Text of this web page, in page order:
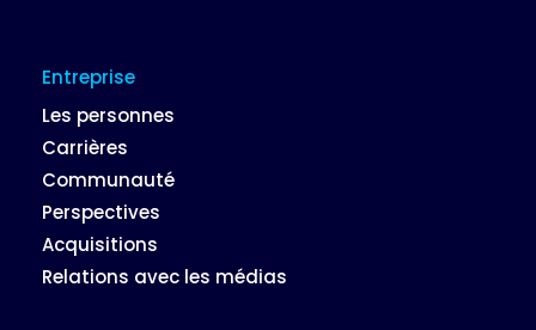
Entreprise
Les personnes
Carrières
Communauté
Perspectives
Acquisitions
Relations avec les médias